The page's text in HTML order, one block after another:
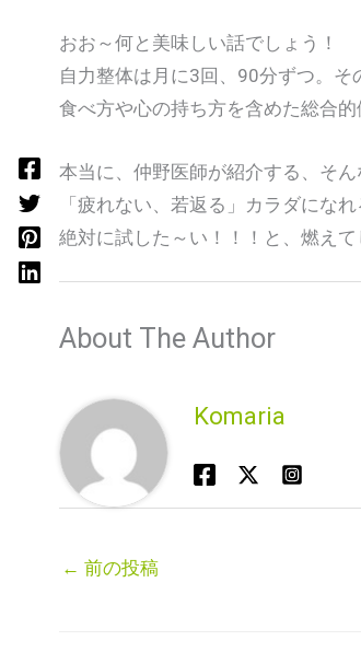
おお～何と美味しい話でしょう！
自力整体は月に3回、90分ずつ。そ
食べ方や心の持ち方を含めた総合
本当に、仲野医師が紹介する、そ
「疲れない、若返る」カラダになれ
絶対に試した～い！！！と、燃えて
About The Author
Komaria
← 前の投稿